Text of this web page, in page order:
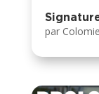
par